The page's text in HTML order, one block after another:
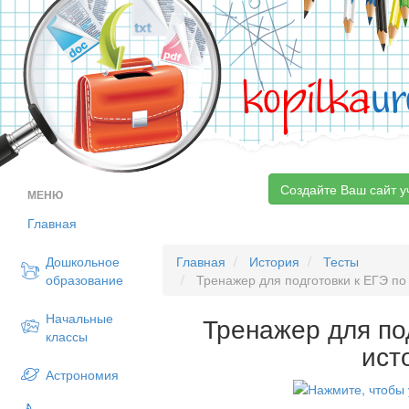
kopilka
МЕНЮ
Главная
Дошкольное
образование
Начальные
классы
Астрономия
Создайте Ваш сайт
Главная История
Тесты
Тренажер для подготовки к ЕГЭ
Тренажер для